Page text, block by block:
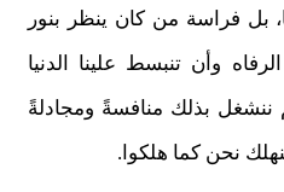
بل فراسة من كان ينظر بنور
وأن تنبسط علينا الدنيا
ننشغل بذلك منافسةً ومجادلةً
نحن كما هلكوا.